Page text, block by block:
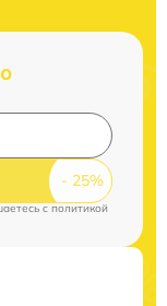
cполитикой